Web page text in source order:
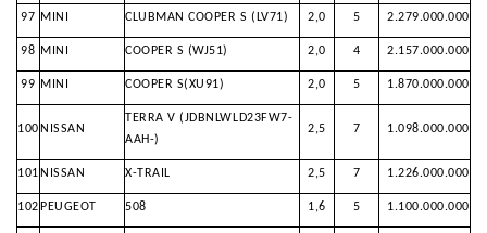
97 MINI CLUBMAN COOPER S (LV71) 2,0 5 2.279.000.000
98 MINI COOPER S (WJ51) 2,0 4 2.157.000.000
99 MINI COOPER S(XU91) 2,0 5 1.870.000.000
100 NISSAN
TERRA V (JDBNLWLD23FW7-
AAH-)
2,5 7 1.098.000.000
101 NISSAN X-TRAIL 2,5 7 1.226.000.000
102 PEUGEOT 508 1,6 5 1.100.000.000